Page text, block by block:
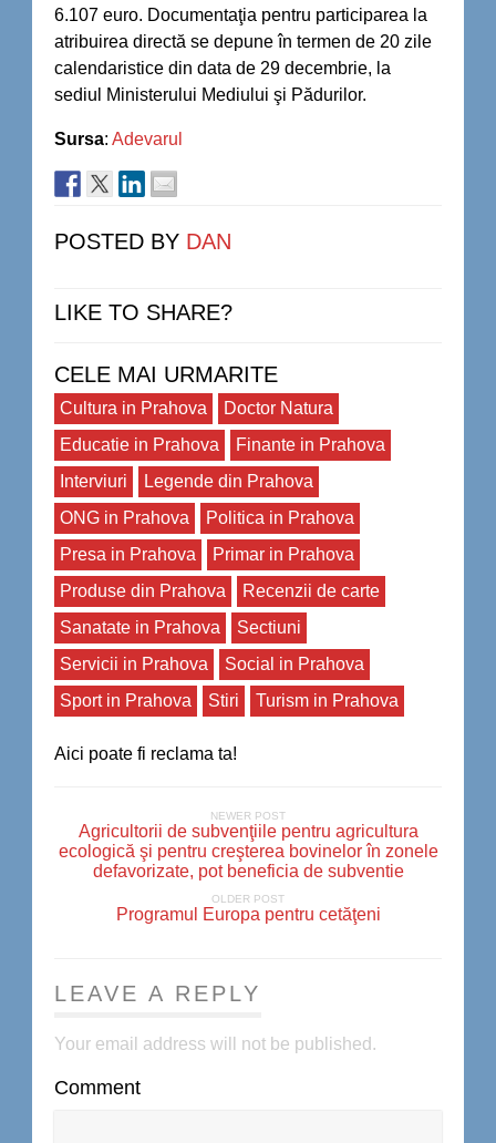
6.107 euro. Documentaţia pentru participarea la
atribuirea directă se depune în termen de 20 zile
calendaristice din data de 29 decembrie, la
sediul Ministerului Mediului şi Pădurilor.
Sursa: Adevarul
POSTED BY DAN
LIKE TO SHARE?
CELE MAI URMARITE
Cultura in Prahova
Doctor Natura
Educatie in Prahova
Finante in Prahova
Interviuri
Legende din Prahova
ONG in Prahova
Politica in Prahova
Presa in Prahova
Primar in Prahova
Produse din Prahova
Recenzii de carte
Sanatate in Prahova
Sectiuni
Servicii in Prahova
Social in Prahova
Sport in Prahova
Stiri Turism in Prahova
Aici poate fi reclama ta!
NEWER POST
Agricultorii de subvenţiile pentru agricultura
ecologică şi pentru creşterea bovinelor în zonele
defavorizate, pot beneficia de subventie
OLDER POST
Programul Europa pentru cetăţeni
LEAVE A REPLY
Your email address will not be published.
Comment